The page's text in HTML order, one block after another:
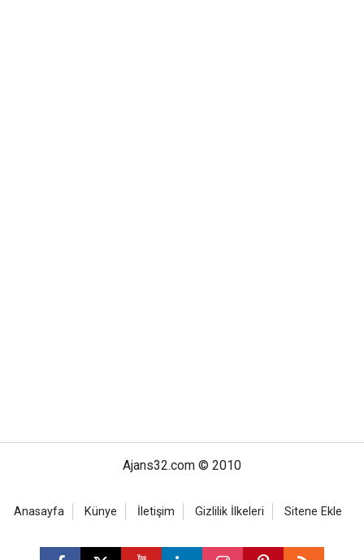
Ajans32.com © 2010
Anasayfa Künye İletişim Gizlilik İlkeleri Sitene Ekle